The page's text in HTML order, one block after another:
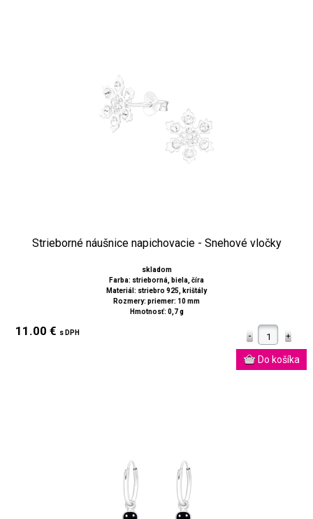
Strieborné náušnice napichovacie - Snehové vločky
skladom
Farba: strieborná, biela, číra
Materiál: striebro 925, krištály
Rozmery: priemer: 10 mm
Hmotnosť: 0,7 g
11.00 € s DPH